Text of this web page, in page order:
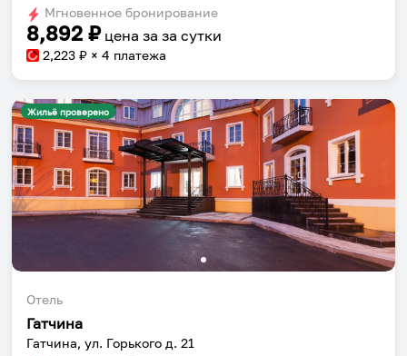
Мгновенное бронирование
8,892 ₽ цена за за сутки
2,223 ₽ × 4 платежа
Жильё проверено
Отель
Гатчина
Гатчина, ул. Горького д. 21